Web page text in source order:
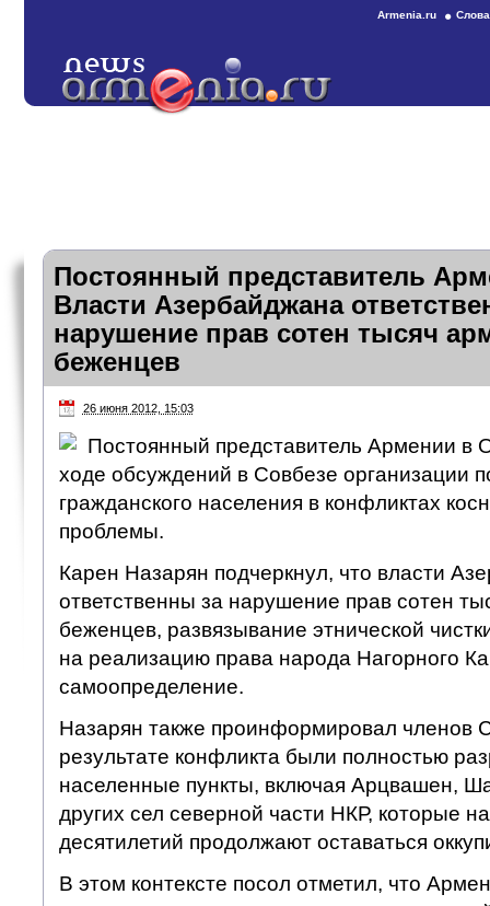
Armenia.ru
Постоянный представитель
Власти Азербайджана
нарушение прав сотен тысяч
беженцев
26 июня 2012, 15:03
Постоянный представитель Армении в
ходе обсуждений в Совбезе организации
гражданского населения в конфликтах
проблемы.
Карен Назарян подчеркнул, что власти
ответственны за нарушение прав сотен
беженцев, развязывание этнической
на реализацию права народа Нагорного
самоопределение.
Назарян также проинформировал членов
результате конфликта были полностью
населенные пункты, включая Арцвашен,
других сел северной части НКР, которые
десятилетий продолжают оставаться
В этом контексте посол отметил, что